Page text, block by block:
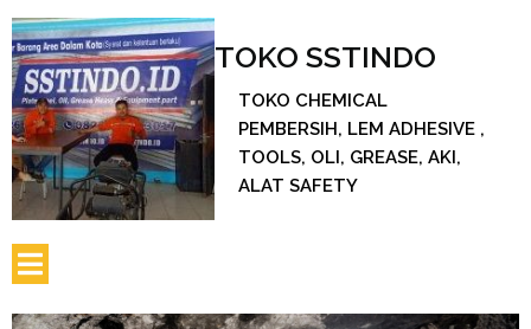
TOKO SSTINDO
TOKO CHEMICAL
PEMBERSIH, LEM ADHESIVE ,
TOOLS, OLI, GREASE, AKI,
ALAT SAFETY